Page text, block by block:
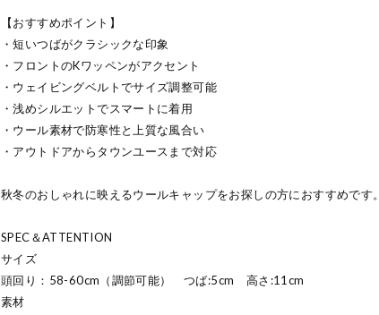
【おすすめポイント】
・短いつばがクラシックな印象
・フロントのKワッペンがアクセント
・ウェイビングベルトでサイズ調整可能
・浅めシルエットでスマートに着用
・ウール素材で防寒性と上質な風合い
・アウトドアからタウンユースまで対応
秋冬のおしゃれに映えるウールキャップをお探しの方におすすめです。
SPEC＆ATTENTION
サイズ
頭回り：58-60cm（調節可能） つば:5cm 高さ:11cm
素材